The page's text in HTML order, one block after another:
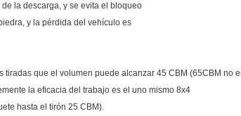
la descarga, y se evita el bloqueo
y la pérdida del vehículo es
que el volumen puede alcanzar 45 CBM (65CBM no
la eficacia del trabajo es el uno mismo 8x4
hasta el tirón 25 CBM).